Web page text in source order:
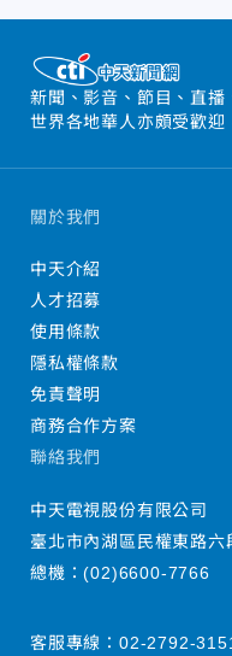
新聞、影音、節目、直
世界各地華人亦頗受歡迎
關於我們
中天介紹
人才招募
使用條款
隱私權條款
免責聲明
商務合作方案
聯絡我們
中天電視股份有限公司
臺北市內湖區民權東路六
總機：(02)6600-7766
客服專線： 02-2792-